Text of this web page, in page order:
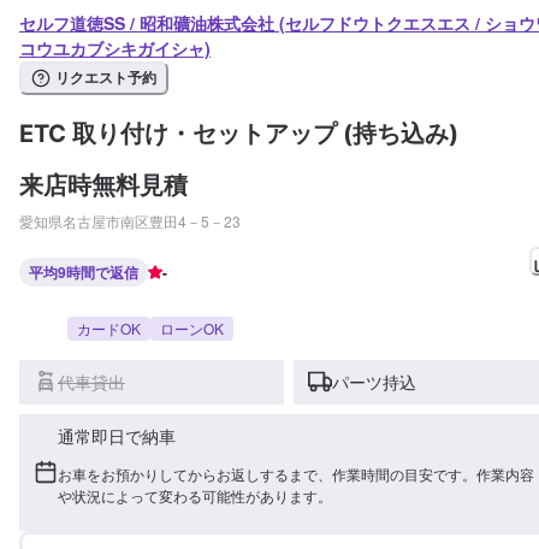
セルフ道徳SS / 昭和礦油株式会社 (セルフドウトクエスエス / ショ
コウユカブシキガイシャ)
リクエスト予約
ETC 取り付け・セットアップ (持ち込み)
来店時無料見積
愛知県名古屋市南区豊田4－5－23
平均9時間で返信 -
カードOK ローンOK
代車貸出 パーツ持込
通常即日で納車
お車をお預かりしてからお返しするまで、作業時間の目安です。作業内容
や状況によって変わる可能性があります。